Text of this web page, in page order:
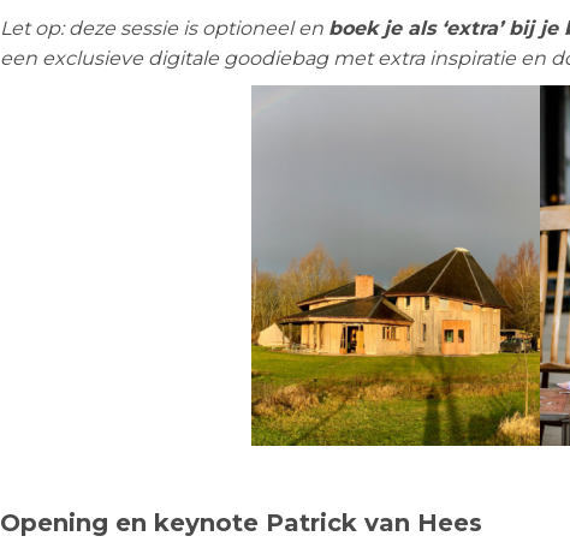
Let op: deze sessie is optioneel en boek je als ‘extra’ bij
een exclusieve digitale goodiebag met extra inspiratie en
Opening en keynote Patrick van Hees